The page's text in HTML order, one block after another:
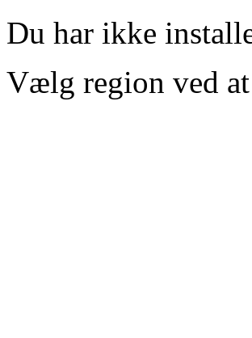
Du har ikke
Vælg region ved